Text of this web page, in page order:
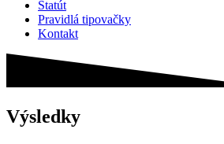
Štatút
Pravidlá tipovačky
Kontakt
Výsledky